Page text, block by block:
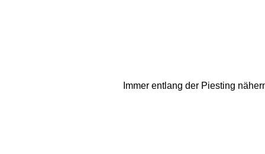
Immer entlang der Piesting